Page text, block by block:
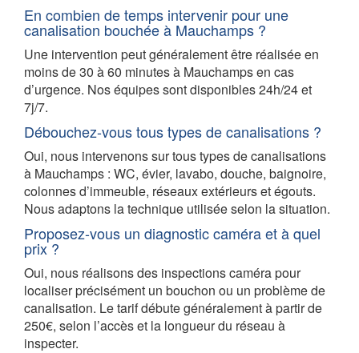
En combien de temps intervenir pour une
canalisation bouchée à Mauchamps ?
Une intervention peut généralement être réalisée en
moins de 30 à 60 minutes à Mauchamps en cas
d’urgence. Nos équipes sont disponibles 24h/24 et
7j/7.
Débouchez-vous tous types de canalisations ?
Oui, nous intervenons sur tous types de canalisations
à Mauchamps : WC, évier, lavabo, douche, baignoire,
colonnes d’immeuble, réseaux extérieurs et égouts.
Nous adaptons la technique utilisée selon la situation.
Proposez-vous un diagnostic caméra et à quel
prix ?
Oui, nous réalisons des inspections caméra pour
localiser précisément un bouchon ou un problème de
canalisation. Le tarif débute généralement à partir de
250€, selon l’accès et la longueur du réseau à
inspecter.